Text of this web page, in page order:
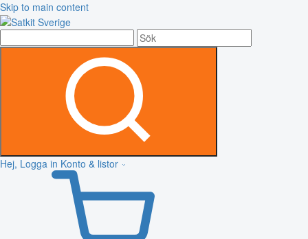
Skip to main content
Hej, Logga in Konto & listor